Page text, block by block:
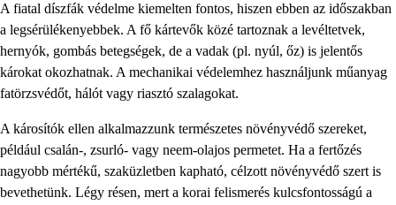
A fiatal díszfák védelme kiemelten fontos, hiszen ebben az időszakban
a legsérülékenyebbek. A fő kártevők közé tartoznak a levéltetvek,
hernyók, gombás betegségek, de a vadak (pl. nyúl, őz) is jelentős
károkat okozhatnak. A mechanikai védelemhez használjunk műanyag
fatörzsvédőt, hálót vagy riasztó szalagokat.
A károsítók ellen alkalmazzunk természetes növényvédő szereket,
például csalán-, zsurló- vagy neem-olajos permetet. Ha a fertőzés
nagyobb mértékű, szaküzletben kapható, célzott növényvédő szert is
bevethetünk. Légy résen, mert a korai felismerés kulcsfontosságú a